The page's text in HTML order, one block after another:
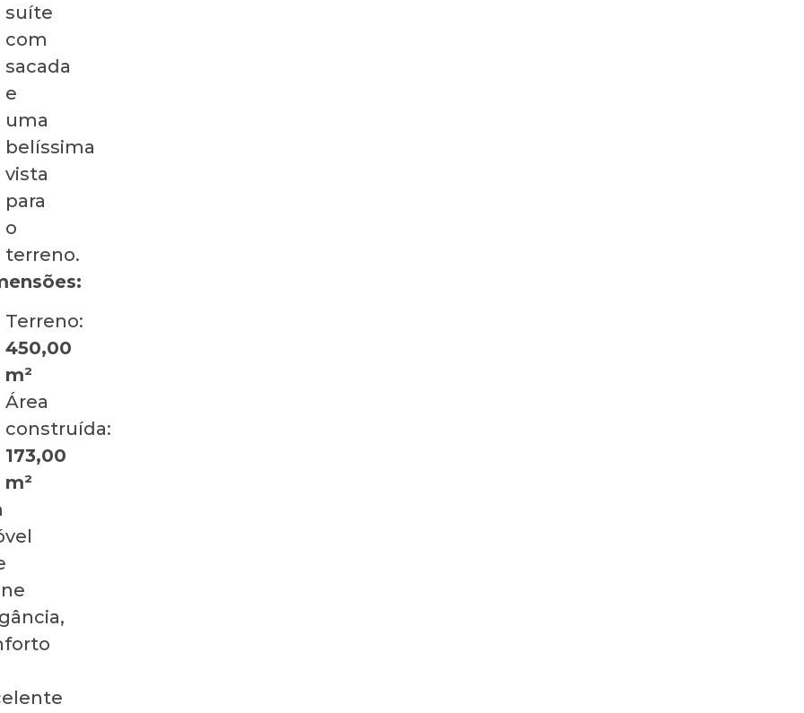
suíte
com
sacada
e
uma
belíssima
vista
para
o
terreno.
Terreno:
450,00
m²
Área
construída:
173,00
m²